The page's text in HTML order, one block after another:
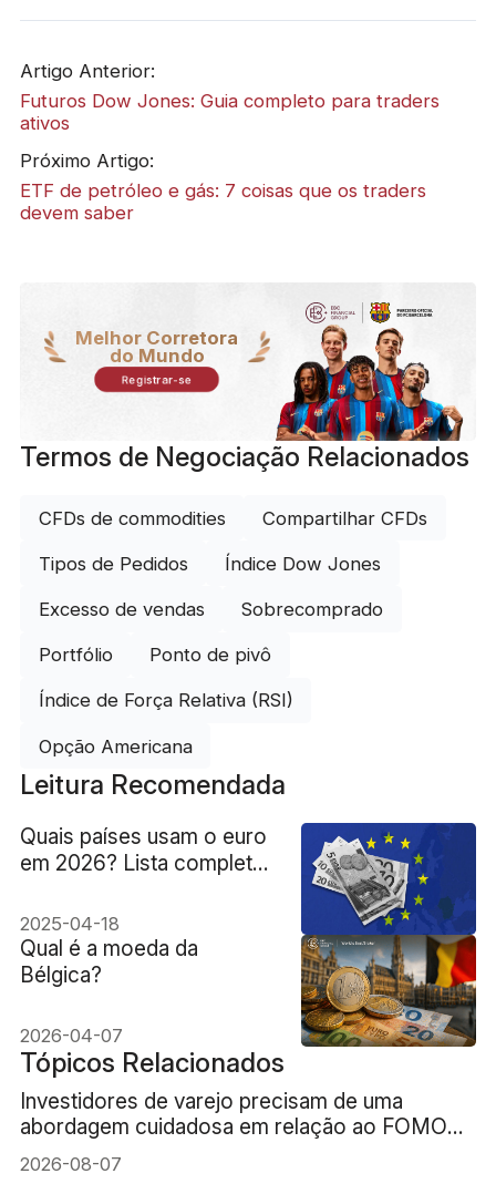
Artigo Anterior:
Futuros Dow Jones: Guia completo para traders
ativos
Próximo Artigo:
ETF de petróleo e gás: 7 coisas que os traders
devem saber
Melhor Corretora
do Mundo
Registrar-se
Termos de Negociação Relacionados
CFDs de commodities Compartilhar CFDs
Tipos de Pedidos Índice Dow Jones
Excesso de vendas Sobrecomprado
Portfólio Ponto de pivô
Índice de Força Relativa (RSI)
Opção Americana
Leitura Recomendada
Quais países usam o euro
em 2026? Lista completa
2025-04-18
Qual é a moeda da
Bélgica?
2026-04-07
Tópicos Relacionados
Investidores de varejo precisam de uma
abordagem cuidadosa em relação ao FOMO
(medo de ficar de fora) da IA
2026-08-07